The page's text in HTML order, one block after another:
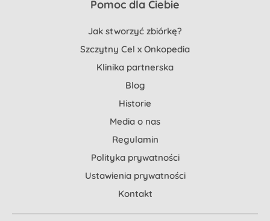
Pomoc dla Ciebie
Jak stworzyć zbiórkę?
Szczytny Cel x Onkopedia
Klinika partnerska
Blog
Historie
Media o nas
Regulamin
Polityka prywatności
Ustawienia prywatności
Kontakt